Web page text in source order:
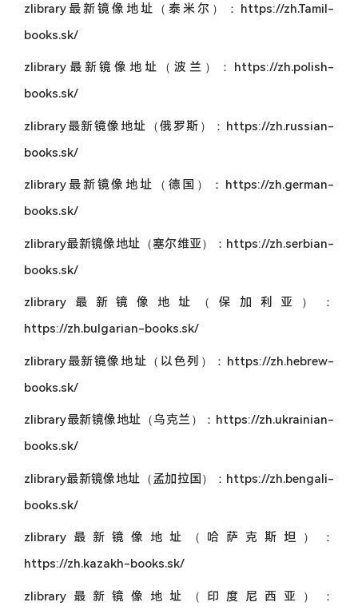
zlibrary最新镜像地址（泰米尔）：https://zh.Tamil-
books.sk/
zlibrary最新镜像地址（波兰）：https://zh.polish-
books.sk/
zlibrary最新镜像地址（俄罗斯）：https://zh.russian-
books.sk/
zlibrary最新镜像地址（德国）：https://zh.german-
books.sk/
zlibrary最新镜像地址（塞尔维亚）：https://zh.serbian-
books.sk/
zlibrary最新镜像地址（保加利亚）：
https://zh.bulgarian-books.sk/
zlibrary最新镜像地址（以色列）：https://zh.hebrew-
books.sk/
zlibrary最新镜像地址（乌克兰）：https://zh.ukrainian-
books.sk/
zlibrary最新镜像地址（孟加拉国）：https://zh.bengali-
books.sk/
zlibrary最新镜像地址（哈萨克斯坦）：
https://zh.kazakh-books.sk/
zlibrary最新镜像地址（印度尼西亚）：